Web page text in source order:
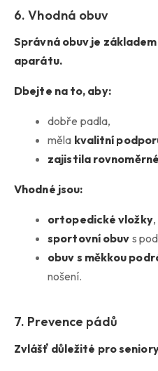
6. Vhodná obuv
Správná obuv je
aparátu.
Dbejte na to, aby:
dobře padla,
měla kvalitní
zajistila
Vhodné jsou:
ortopedické vložky,
sportovní obuv s
obuv s měkkou
nošení.
7. Prevence pádů
Zvlášť důležité pro